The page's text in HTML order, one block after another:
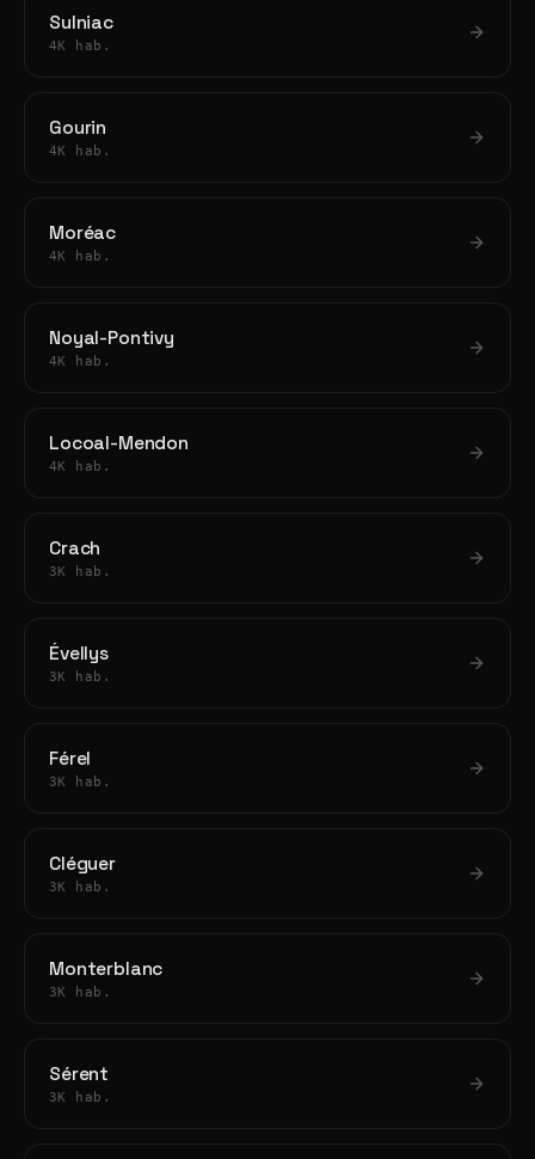
Sulniac
4K hab.
Gourin
4K hab.
Moréac
4K hab.
Noyal-Pontivy
4K hab.
Locoal-Mendon
4K hab.
Crach
3K hab.
Évellys
3K hab.
Férel
3K hab.
Cléguer
3K hab.
Monterblanc
3K hab.
Sérent
3K hab.